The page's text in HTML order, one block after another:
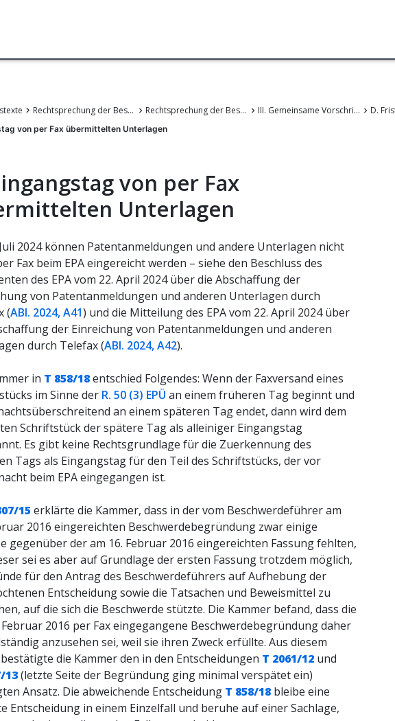
Rechtsprechung der Beschwerdekammern des EPA Rechtsprechung der Beschwerdekammern des Europäischen Patentamts III. Gemeinsame Vorschriften für die Verfahren vor dem EPA
von per Fax übermittelten Unterlagen
von per Fax
Unterlagen
2024 können Patentanmeldungen und andere Unterlagen nicht
Fax beim EPA eingereicht werden – siehe den Beschluss des
des EPA vom 22. April 2024 über die Abschaffung der
von Patentanmeldungen und anderen Unterlagen durch
(ABl. 2024, A41) und die Mitteilung des EPA vom 22. April 2024 über
der Einreichung von Patentanmeldungen und anderen
durch Telefax (ABl. 2024, A42).
in T 858/18entschied Folgendes: Wenn der Faxversand eines
im Sinne der R. 50 (3) EPÜ an einem früheren Tag beginnt und
an einem späteren Tag endet, dann wird dem
Schriftstück der spätere Tag als alleiniger Eingangstag
Es gibt keine Rechtsgrundlage für die Zuerkennung des
Tags als Eingangstag für den Teil des Schriftstücks, der vor
beim EPA eingegangen ist.
15 erklärte die Kammer, dass in der vom Beschwerdeführer am
2016 eingereichten Beschwerdebegründung zwar einige
gegenüber der am 16. Februar 2016 eingereichten Fassung fehlten,
sei es aber auf Grundlage der ersten Fassung trotzdem möglich,
für den Antrag des Beschwerdeführers auf Aufhebung der
Entscheidung sowie die Tatsachen und Beweismittel zu
auf die sich die Beschwerde stützte. Die Kammer befand, dass die
Februar 2016 per Fax eingegangene Beschwerdebegründung daher
anzusehen sei, weil sie ihren Zweck erfüllte. Aus diesem
die Kammer den in den Entscheidungen T 2061/12und
13(letzte Seite der Begründung ging minimal verspätet ein)
Ansatz. Die abweichende Entscheidung T 858/18 bleibe eine
Entscheidung in einem Einzelfall und beruhe auf einer Sachlage,